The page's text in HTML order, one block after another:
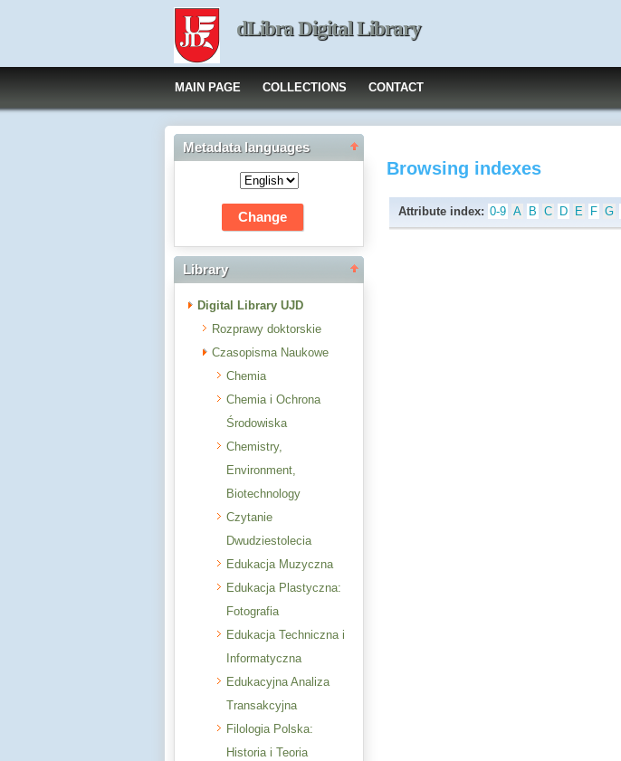
dLibra Digital Library
MAIN PAGE COLLECTIONS CONTACT
Metadata languages
Library
Digital Library UJD
Rozprawy doktorskie
Czasopisma Naukowe
Chemia
Chemia i Ochrona
Środowiska
Chemistry,
Environment,
Biotechnology
Czytanie
Dwudziestolecia
Edukacja Muzyczna
Edukacja Plastyczna:
Fotografia
Edukacja Techniczna i
Informatyczna
Edukacyjna Analiza
Transakcyjna
Filologia Polska:
Historia i Teoria
Browsing indexes
Attribute index: 0-9 A B C D E F G